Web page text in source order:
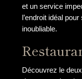
et un service
l’endroit idéal
inoubliable.
Découvrez le